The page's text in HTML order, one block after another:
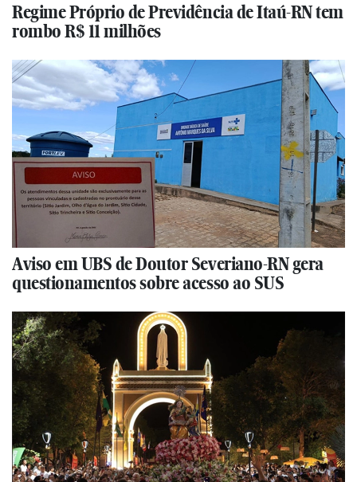
Regime Próprio de Previdência de Itaú-RN tem
rombo R$ 11 milhões
Aviso em UBS de Doutor Severiano-RN gera
questionamentos sobre acesso ao SUS